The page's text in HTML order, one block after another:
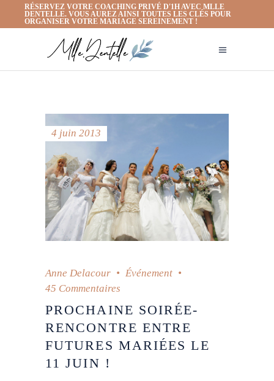
RÉSERVEZ VOTRE COACHING PRIVÉ D'1H AVEC MLLE
DENTELLE. VOUS AUREZ AINSI TOUTES LES CLÉS POUR
ORGANISER VOTRE MARIAGE SEREINEMENT !
4 juin 2013
Anne Delacour
Événement
45 Commentaires
PROCHAINE SOIRÉE-
RENCONTRE ENTRE
FUTURES MARIÉES LE
11 JUIN !